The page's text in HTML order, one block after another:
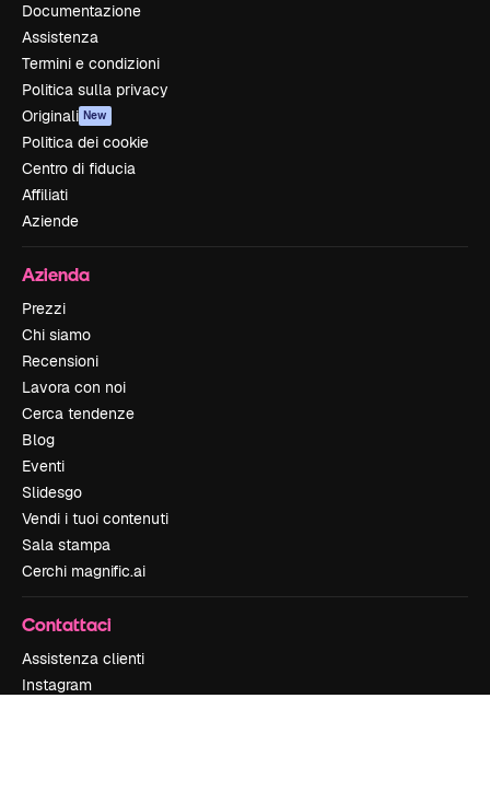
Documentazione
Assistenza
Termini e condizioni
Politica sulla privacy
Originali New
Politica dei cookie
Centro di fiducia
Affiliati
Aziende
Azienda
Prezzi
Chi siamo
Recensioni
Lavora con noi
Cerca tendenze
Blog
Eventi
Slidesgo
Vendi i tuoi contenuti
Sala stampa
Cerchi magnific.ai
Contattaci
Assistenza clienti
Instagram